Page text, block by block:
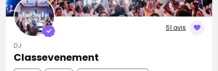
51 avis
DJ
Classevenement